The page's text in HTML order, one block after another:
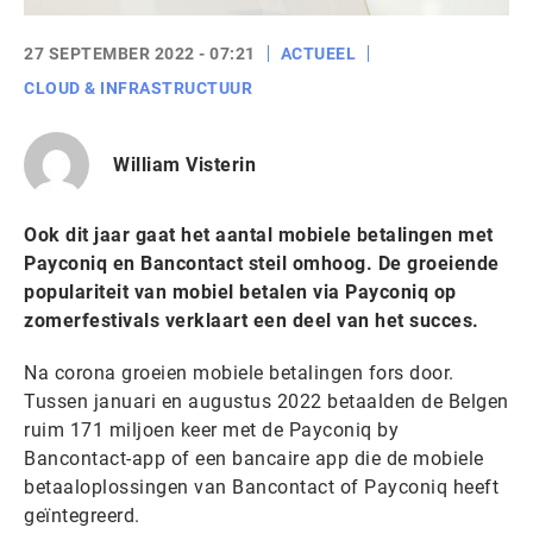
27 SEPTEMBER 2022 - 07:21
ACTUEEL
CLOUD & INFRASTRUCTUUR
William Visterin
Ook dit jaar gaat het aantal mobiele betalingen met
Payconiq en Bancontact steil omhoog. De groeiende
populariteit van mobiel betalen via Payconiq op
zomerfestivals verklaart een deel van het succes.
Na corona groeien mobiele betalingen fors door.
Tussen januari en augustus 2022 betaalden de Belgen
ruim 171 miljoen keer met de Payconiq by
Bancontact-app of een bancaire app die de mobiele
betaaloplossingen van Bancontact of Payconiq heeft
geïntegreerd.